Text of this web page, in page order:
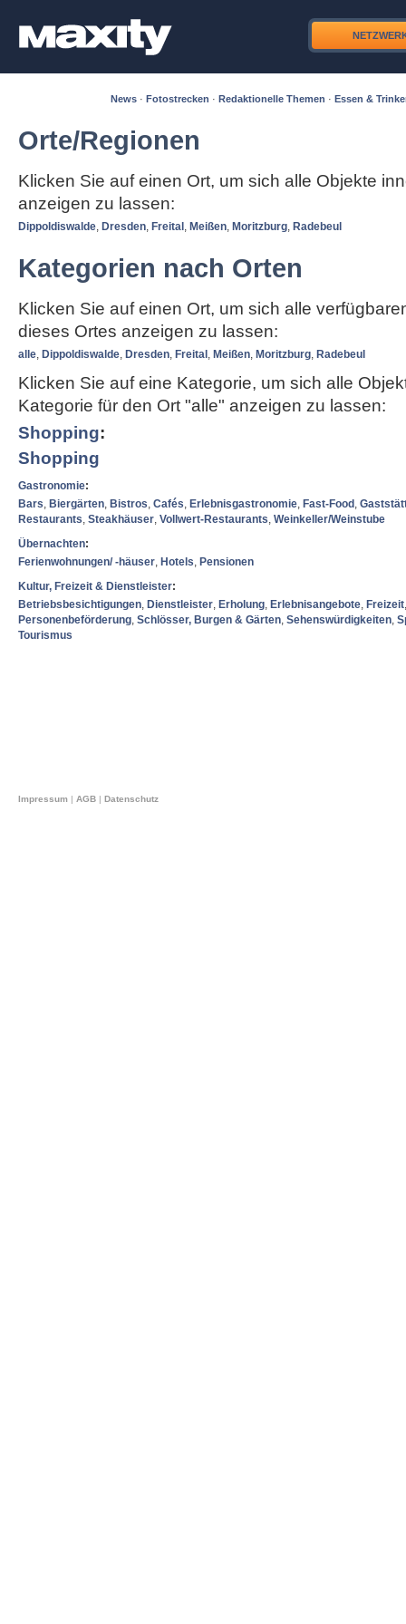
News · Fotostrecken · Redaktionelle Themen · Essen &
Orte/Regionen
Klicken Sie auf einen Ort, um sich alle Objekte
anzeigen zu lassen:
Dippoldiswalde, Dresden, Freital , Meißen, Moritzburg, Radebeul
Kategorien nach Orten
Klicken Sie auf einen Ort, um sich alle
dieses Ortes anzeigen zu lassen:
alle, Dippoldiswalde, Dresden, Freital , Meißen, Moritzburg, Radebeul
Klicken Sie auf eine Kategorie, um sich alle
Kategorie für den Ort "alle" anzeigen zu lassen:
Shopping:
Shopping
Gastronomie:
Bars, Biergärten, Bistros, Cafés, Erlebnisgastronomie, Fast-Food ,
Restaurants, Steakhäuser, Vollwert-Restaurants, Weinkeller/Weinstube
Übernachten:
Ferienwohnungen/ -häuser, Hotels, Pensionen
Kultur, Freizeit & Dienstleister:
Betriebsbesichtigungen, Dienstleister, Erholung, Erlebnisangebote, Freizeit
Personenbeförderung, Schlösser, Burgen & Gärten, Sehenswürdigkeiten,
Tourismus
Impressum AGB Datenschutz